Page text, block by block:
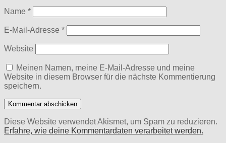
Name *
E-Mail-Adresse *
Website
Meinen Namen, meine E-Mail-Adresse und meine
Website in diesem Browser für die nächste Kommentierung
speichern.
Diese Website verwendet Akismet, um Spam zu reduzieren.
Erfahre, wie deine Kommentardaten verarbeitet werden.